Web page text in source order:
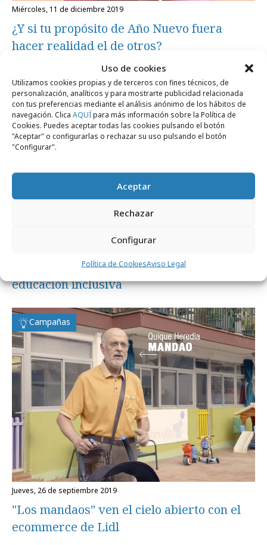
Uso de cookies
Utilizamos cookies propias y de terceros con fines técnicos, de
personalización, analíticos y para mostrarte publicidad relacionada
con tus preferencias mediante el análisis anónimo de los hábitos de
navegación. Clica AQUÍpara más información sobre la Política de
Cookies. Puedes aceptar todas las cookies pulsando el botón
"Aceptar" o configurarlas o rechazar su uso pulsando el botón
"Configurar".
Aceptar
Rechazar
Configurar
Política de CookiesAviso Legal
miércoles, 11 de diciembre 2019
¿Y si tu propósito de Año Nuevo fuera
hacer realidad el de otros?
Campañas
Down España lanza una campaña por una
educación inclusiva
Campañas
jueves, 26 de septiembre 2019
"Los mandaos" ven el cielo abierto con el
ecommerce de Lidl